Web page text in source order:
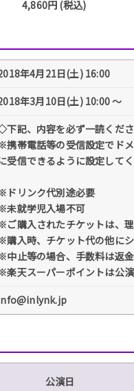
4,860円 (税込)
年4月21日(土) 16:00
年3月10日(土) 10:00 〜
下記、内容を必ず一読くださ
携帯電話等の受信設定でド
受信できるように設定してく
ドリンク代別途必要
未就学児入場不可
ご購入されたチケットは、
購入時、チケット代の他に
中止等の場合、手数料は返
楽天スーパーポイントは公
公演日